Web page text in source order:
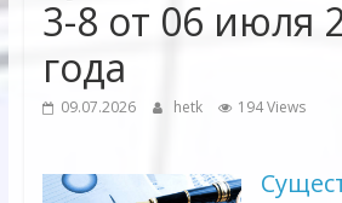
3-8 от 06 июля
года
09.07.2026 hetk 194 Views